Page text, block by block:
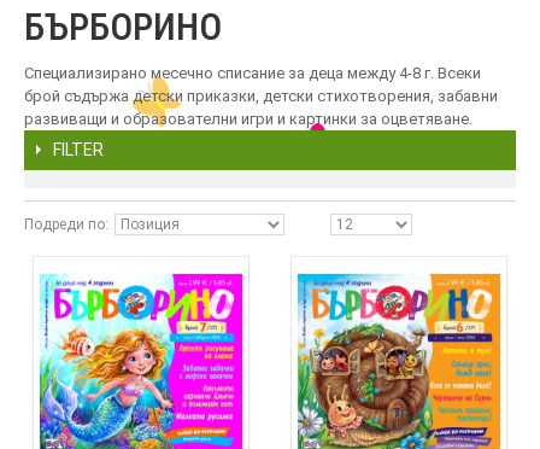
БЪРБОРИНО
Специализирано месечно списание за деца между 4-8 г. Всеки
брой съдържа детски приказки, детски стихотворения, забавни
развиващи и образователни игри и картинки за оцветяване.
FILTER
Подреди по